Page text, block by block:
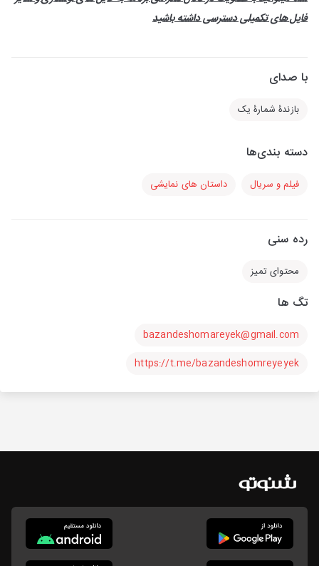
فایل های تکمیلی دسترسی داشته باشید
با صدای
بازندۀ شمارۀ یک
دسته بندی‌ها
فیلم و سریال داستان های نمایشی
رده سنی
محتوای تمیز
تگ ها
bazandeshomareyek@gmail.com
https://t.me/bazandeshomreyeyek